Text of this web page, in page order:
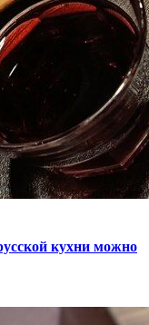
кухни можно